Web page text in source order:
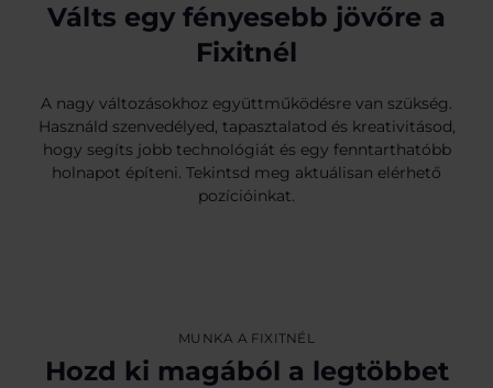
Válts egy fényesebb jövőre a
Fixitnél
A nagy változásokhoz együttműködésre van szükség.
Használd szenvedélyed, tapasztalatod és kreativitásod,
hogy segíts jobb technológiát és egy fenntarthatóbb
holnapot építeni. Tekintsd meg aktuálisan elérhető
pozícióinkat.
MUNKA A FIXITNÉL
Hozd ki magából a legtöbbet